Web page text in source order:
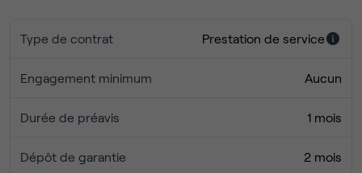
Type de contrat Prestation de service
Engagement minimum Aucun
Durée de préavis 1 mois
Dépôt de garantie 2 mois